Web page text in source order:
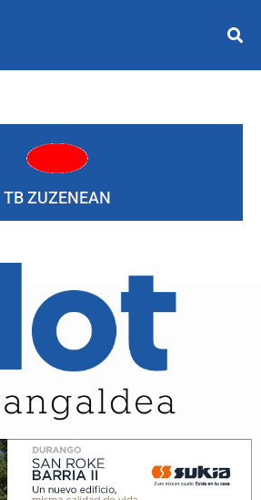
TB ZUZENEAN